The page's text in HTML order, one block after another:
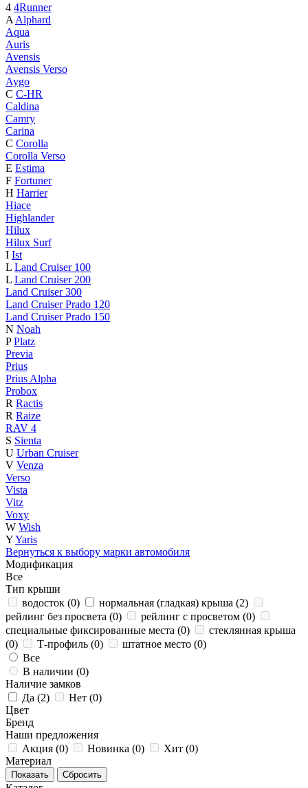
4 4Runner
A Alphard
Aqua
Auris
Avensis
Avensis Verso
Aygo
C C-HR
Caldina
Camry
Carina
C Corolla
Corolla Verso
E Estima
F Fortuner
H Harrier
Hiace
Highlander
Hilux
Hilux Surf
I Ist
L Land Cruiser 100
L Land Cruiser 200
Land Cruiser 300
Land Cruiser Prado 120
Land Cruiser Prado 150
N Noah
P Platz
Previa
Prius
Prius Alpha
Probox
R Ractis
R Raize
RAV 4
S Sienta
U Urban Cruiser
V Venza
Verso
Vista
Vitz
Voxy
W Wish
YYaris
Вернуться к выбору марки автомобиля
Модификация
Все
Тип крыши
водосток (0) нормальная (гладкая) крыша (2)
рейлинг без просвета (0) рейлинг с просветом (0)
специальные фиксированные места (0)
стеклянная крыша
(0) Т-профиль (0) штатное место (0)
Все
В наличии (0)
Наличие замков
Да (2) Нет (0)
Цвет
Бренд
Наши предложения
Акция (0) Новинка (0) Хит (0)
Материал